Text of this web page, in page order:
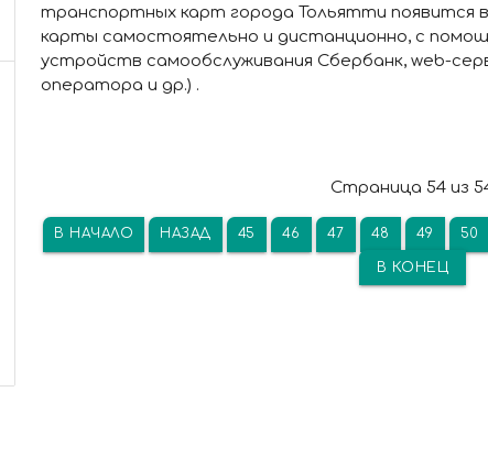
транспортных карт города Тольятти появится
карты самостоятельно и дистанционно, с
устройств самообслуживания Сбербанк, web-
оператора и др.) .
Страница 54 из
В НАЧАЛО НАЗАД 45 46 47 48 49 50
В КОНЕЦ